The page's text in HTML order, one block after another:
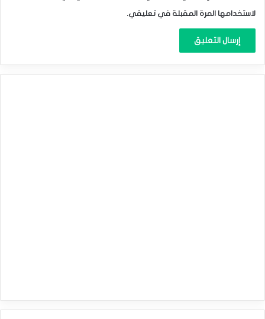
لاستخدامها المرة المقبلة في تعليقي.